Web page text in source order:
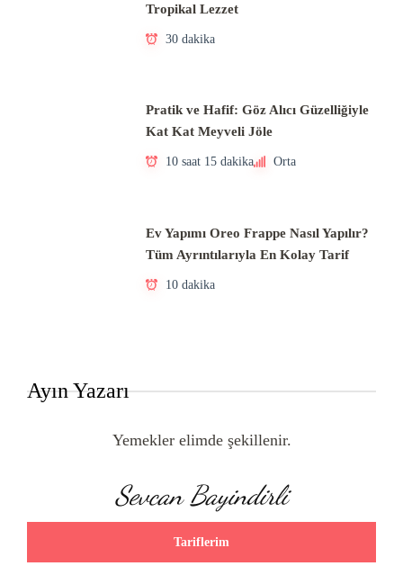
Tropikal Lezzet
30 dakika
Pratik ve Hafif: Göz Alıcı Güzelliğiyle
Kat Kat Meyveli Jöle
10 saat 15 dakika Orta
Ev Yapımı Oreo Frappe Nasıl Yapılır?
Tüm Ayrıntılarıyla En Kolay Tarif
10 dakika
Ayın Yazarı
Yemekler elimde şekillenir.
Sevcan Bayindirli
Tariflerim